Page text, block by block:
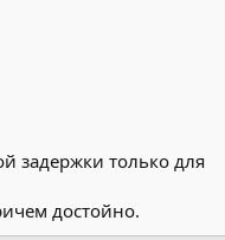
задержки только для
достойно.